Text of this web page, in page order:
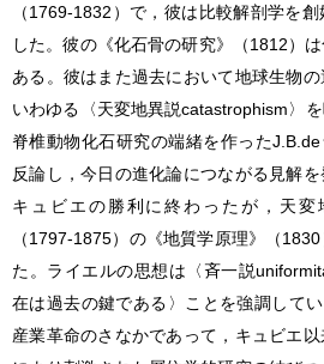
（1769-1832）で，彼は比較解剖学を
した。彼の《化石骨の研究》（1812）
ある。彼はまた過去において地球生物
いわゆる〈天変地異説catastrophism〉
脊椎動物化石研究の端緒を作った
反論し，今日の進化論につながる見解
キュビエの勝利に終わったが，天
（1797-1875）の《地質学原理》（
た。ライエルの思想は〈斉一説
在は過去の鍵である〉ことを強調して
産業革命のさなかであって，キュビエ